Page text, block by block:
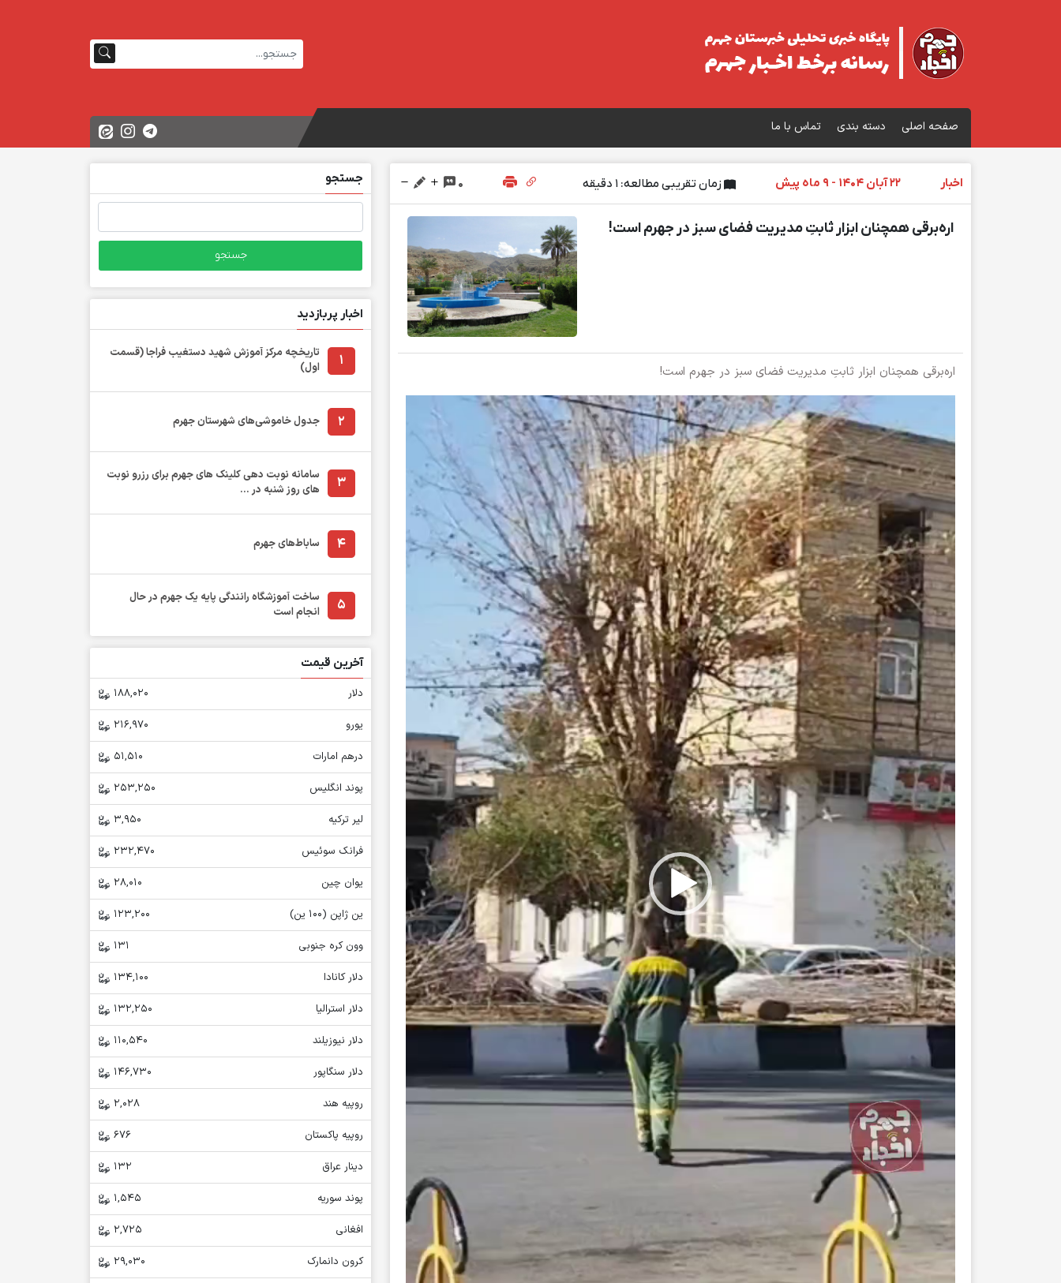
صفحه اصلی دسته بندی تماس با ما
اخبار 22 آبان 1404 - 9 ماه پیش زمان تقریبی مطالعه: 1 دقیقه 0
اره‌برقی همچنان ابزار ثابتِ مدیریت فضای سبز در جهرم است!
اره‌برقی همچنان ابزار ثابتِ مدیریت فضای سبز در جهرم است!
جستجو
جستجو
برای:
اخبار پربازدید
1
تاریخچه مرکز آموزش شهید دستغیب فراجا (قسمت
اول)
2 جدول خاموشی‌های شهرستان جهرم
3
سامانه نوبت دهی کلینک های جهرم برای رزرو نوبت
های روز شنبه در ...
4 ساباط‌های جهرم
5
ساخت آموزشگاه رانندگی پایه یک جهرم در حال
انجام است
آخرین قیمت
دلار
188,020
یورو
216,970
درهم امارات
51,510
پوند انگلیس
253,250
لیر ترکیه
3,950
فرانک سوئیس
232,470
یوان چین
28,010
ین ژاپن (100 ین)
123,200
وون کره جنوبی
131
دلار کانادا
134,100
دلار استرالیا
132,250
دلار نیوزیلند
110,540
دلار سنگاپور
146,730
روپیه هند
2,028
روپیه پاکستان
676
دینار عراق
132
پوند سوریه
1,545
افغانی
2,725
کرون دانمارک
29,030